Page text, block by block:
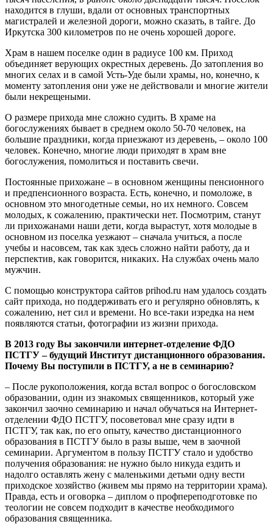
находится в глуши, вдали от основных транспортных
магистралей и железной дороги, можно сказать, в тайге. До
Иркутска 300 километров по не очень хорошей дороге.
Храм в нашем поселке один в радиусе 100 км. Приход
объединяет верующих окрестных деревень. До затопления во
многих селах и в самой Усть-Уде были храмы, но, конечно, к
моменту затопления они уже не действовали и многие жители
были некрещеными.
О размере прихода мне сложно судить. В храме на
богослужениях бывает в среднем около 50-70 человек, на
большие праздники, когда приезжают из деревень, – около 100
человек. Конечно, многие люди приходят в храм вне
богослужения, помолиться и поставить свечи.
Постоянные прихожане – в основном женщины пенсионного
и предпенсионного возраста. Есть, конечно, и помоложе, в
основном это многодетные семьи, но их немного. Совсем
молодых, к сожалению, практически нет. Посмотрим, станут
ли прихожанами наши дети, когда вырастут, хотя молодые в
основном из поселка уезжают – сначала учиться, а после
учебы и насовсем, так как здесь сложно найти работу, да и
перспектив, как говорится, никаких. На службах очень мало
мужчин.
С помощью конструктора сайтов prihod.ru нам удалось создать
сайт прихода, но поддерживать его и регулярно обновлять, к
сожалению, нет сил и времени. Но все-таки изредка на нем
появляются статьи, фотографии из жизни прихода.
В 2013 году Вы закончили интернет-отделение ФДО
ПСТГУ – будущий Институт дистанционного образования.
Почему Вы поступили в ПСТГУ, а не в семинарию?
– После рукоположения, когда встал вопрос о богословском
образовании, один из знакомых священников, который уже
закончил заочно семинарию и начал обучаться на Интернет-
отделении ФДО ПСТГУ, посоветовал мне сразу идти в
ПСТГУ, так как, по его опыту, качество дистанционного
образования в ПСТГУ было в разы выше, чем в заочной
семинарии. Аргументом в пользу ПСТГУ стало и удобство
получения образования: не нужно было никуда ездить и
надолго оставлять жену с маленькими детьми одну вести
приходское хозяйство (живем мы прямо на территории храма).
Правда, есть и оговорка – диплом о профпереподготовке по
теологии не совсем подходит в качестве необходимого
образования священника.